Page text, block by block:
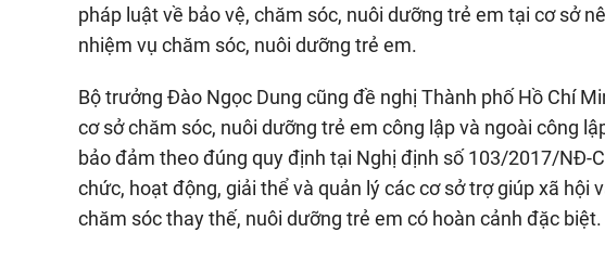
pháp luật về bảo vệ, chăm sóc, nuôi dưỡng trẻ em tại cơ sở
nhiệm vụ chăm sóc, nuôi dưỡng trẻ em.
Bộ trưởng Đào Ngọc Dung cũng đề nghị Thành phố Hồ Chí
cơ sở chăm sóc, nuôi dưỡng trẻ em công lập và ngoài công
bảo đảm theo đúng quy định tại Nghị định số 103/2017/NĐ-
chức, hoạt động, giải thể và quản lý các cơ sở trợ giúp xã hội
chăm sóc thay thế, nuôi dưỡng trẻ em có hoàn cảnh đặc biệt.